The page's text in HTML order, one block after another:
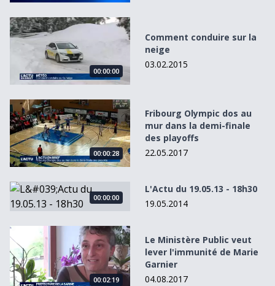
Comment conduire sur la neige
00:00:00
Comment conduire sur la
neige
03.02.2015
Fribourg Olympic dos au mur dans la demi-finale des
00:00:28
Fribourg Olympic dos au
mur dans la demi-finale
des playoffs
22.05.2017
L&#039;Actu du 19.05.13 - 18h30
00:00:00
L'Actu du 19.05.13 - 18h30
19.05.2014
Le Ministère Public veut lever l&#039;immunité de Marie
00:02:19
Le Ministère Public veut
lever l'immunité de Marie
Garnier
04.08.2017